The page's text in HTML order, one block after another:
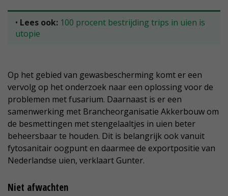
• Lees ook: 100 procent bestrijding trips in uien is
utopie
Op het gebied van gewasbescherming komt er een
vervolg op het onderzoek naar een oplossing voor de
problemen met fusarium. Daarnaast is er een
samenwerking met Brancheorganisatie Akkerbouw om
de besmettingen met stengelaaltjes in uien beter
beheersbaar te houden. Dit is belangrijk ook vanuit
fytosanitair oogpunt en daarmee de exportpositie van
Nederlandse uien, verklaart Gunter.
Niet afwachten